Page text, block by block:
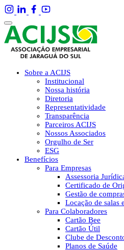
Sobre a ACIJS
Institucional
Nossa história
Diretoria
Representatividade
Transparência
Parceiros ACIJS
Nossos Associados
Orgulho de Ser
ESG
Benefícios
Para Empresas
Assessoria
Certificado de
Gestão de
Locação de salas
Para Colaboradores
Cartão Bee
Cartão Útil
Clube de
Planos de Saúde